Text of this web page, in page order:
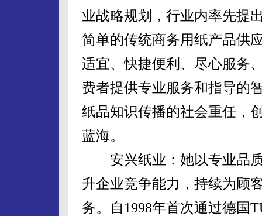
业战略规划，行业内率先提
简单的传统商务用纸产品供
适宜、快捷便利、尽心服务
费者提供专业服务和指导的
纸品知识传播的社会重任，
蓝海。
安兴纸业：她以专业品质
升企业竞争能力，持续为顾
务。自1998年首次通过德国